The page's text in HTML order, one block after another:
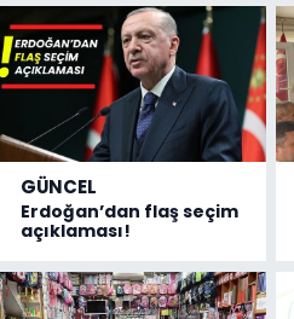
GÜNCEL
Erdoğan’dan flaş seçim
açıklaması!